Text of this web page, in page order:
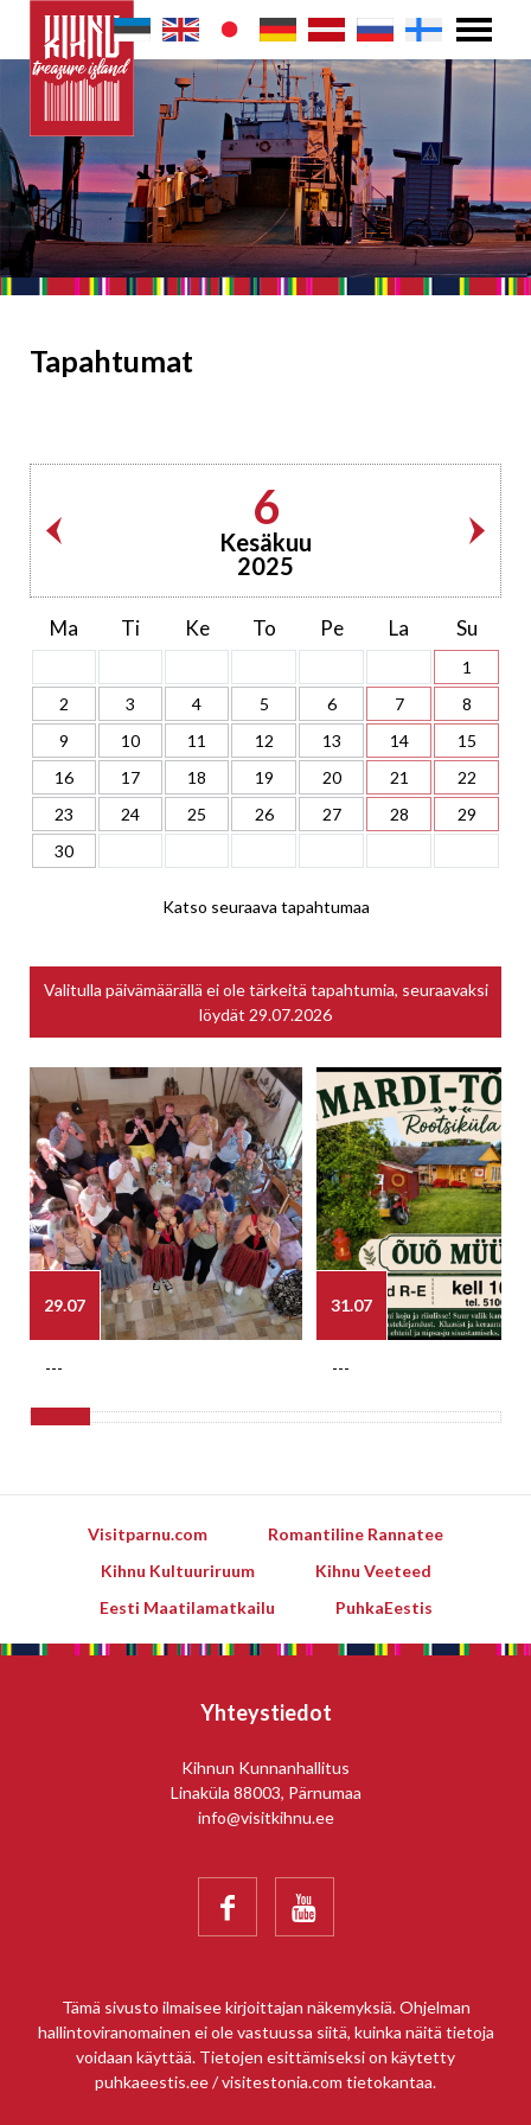
Tapahtumat
6
Kesäkuu
2025
Ma Ti Ke To Pe La Su
1
2
3 4 5 6 7
8
9
10 11 12 13 14
15
16
17 18 19 20 21
22
23
24 25 26 27 28
29
30
Katso seuraava tapahtumaa
Valitulla päivämäärällä ei ole tärkeitä tapahtumia, seuraavaksi
löydät 29.07.2026
29.07
---
31.07
---
Visitparnu.com
Romantiline Rannatee
Kihnu Kultuuriruum
Kihnu Veeteed
Eesti Maatilamatkailu
PuhkaEestis
Yhteystiedot
Kihnun Kunnanhallitus
Linaküla 88003, Pärnumaa
info@visitkihnu.ee
 
Tämä sivusto ilmaisee kirjoittajan näkemyksiä. Ohjelman
hallintoviranomainen ei ole vastuussa siitä, kuinka näitä tietoja
voidaan käyttää. Tietojen esittämiseksi on käytetty
puhkaeestis.ee / visitestonia.com tietokantaa.